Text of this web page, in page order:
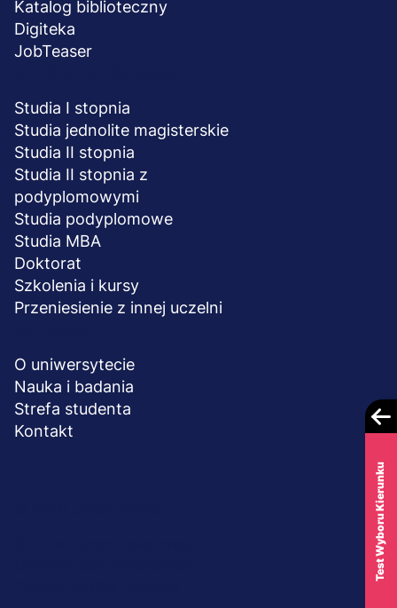
Katalog biblioteczny
Digiteka
JobTeaser
Studia I stopnia
Studia jednolite magisterskie
Studia II stopnia
Studia II stopnia z
podyplomowymi
Studia podyplomowe
Studia MBA
Doktorat
Szkolenia i kursy
Przeniesienie z innej uczelni
O uniwersytecie
Nauka i badania
Strefa studenta
Kontakt
Test Wyboru Kierunku